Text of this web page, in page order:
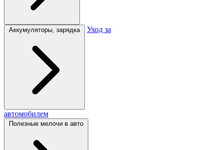
Аккумуляторы, зарядка Уход за
автомобилем
Полезные мелочи в авто